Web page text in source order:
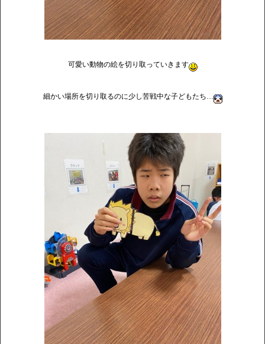
可愛い動物の絵を切り取っていきます
細かい場所を切り取るのに少し苦戦中な子どもたち…